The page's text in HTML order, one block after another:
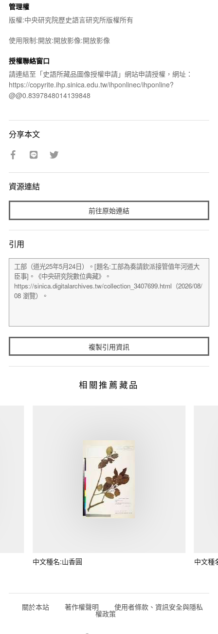
管理權
版權:中央研究院歷史語言研究所版權所有
使用限制:開放:開放影像:開放影像
授權聯絡窗口
請連結至「史語所藏品圖像授權申請」網站申請授權，網址：
https://copyrite.ihp.sinica.edu.tw/ihponlinec/ihponline?
@@0.8397848014139848
分享本文
資源連結
前往原始連結
引用
複製引用資訊
相關推薦藏品
中文種名:山香圓 中文種
關於本站 著作權聲明 使用者條款、資訊安全與隱私
權政策